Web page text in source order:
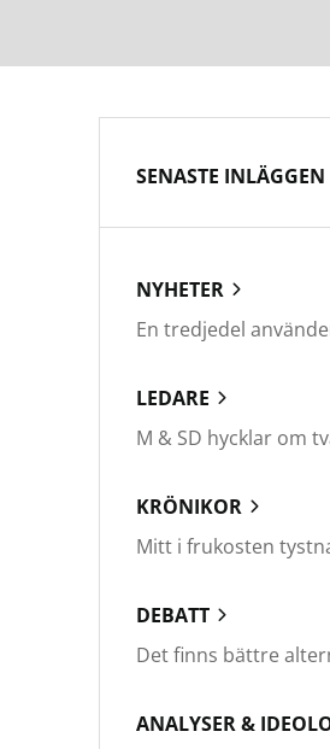
SENASTE INLÄGGEN
NYHETER
LEDARE
KRÖNIKOR
Mitt i frukosten
DEBATT
ANALYSER &